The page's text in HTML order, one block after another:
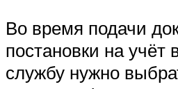
Во время подачи
постановки на учёт
службу нужно